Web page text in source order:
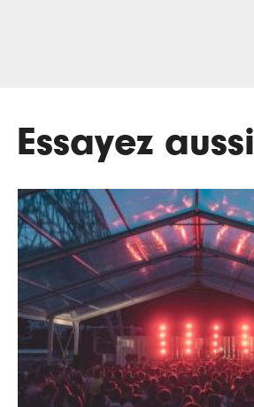
Essayez aussi